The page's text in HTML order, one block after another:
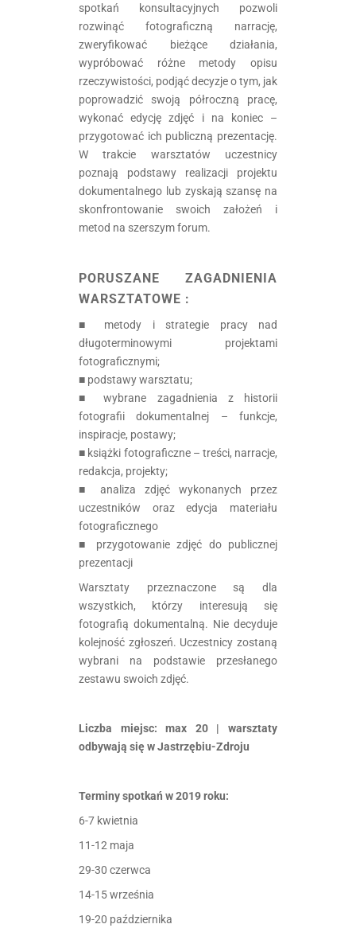
spotkań konsultacyjnych pozwoli
rozwinąć fotograficzną narrację,
zweryfikować bieżące działania,
wypróbować różne metody opisu
rzeczywistości, podjąć decyzje o tym, jak
poprowadzić swoją półroczną pracę,
wykonać edycję zdjęć i na koniec –
przygotować ich publiczną prezentację.
W trakcie warsztatów uczestnicy
poznają podstawy realizacji projektu
dokumentalnego lub zyskają szansę na
skonfrontowanie swoich założeń i
metod na szerszym forum.
PORUSZANE ZAGADNIENIA
WARSZTATOWE :
■ metody i strategie pracy nad
długoterminowymi projektami
fotograficznymi;
■ podstawy warsztatu;
■ wybrane zagadnienia z historii
fotografii dokumentalnej – funkcje,
inspiracje, postawy;
■ książki fotograficzne – treści, narracje,
redakcja, projekty;
■ analiza zdjęć wykonanych przez
uczestników oraz edycja materiału
fotograficznego
■ przygotowanie zdjęć do publicznej
prezentacji
Warsztaty przeznaczone są dla
wszystkich, którzy interesują się
fotografią dokumentalną. Nie decyduje
kolejność zgłoszeń. Uczestnicy zostaną
wybrani na podstawie przesłanego
zestawu swoich zdjęć.
Liczba miejsc: max 20 | warsztaty
odbywają się w Jastrzębiu-Zdroju
Terminy spotkań w 2019 roku:
6-7 kwietnia
11-12 maja
29-30 czerwca
14-15 września
19-20 października